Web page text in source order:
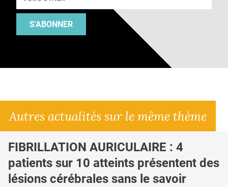
S'ABONNER
Autres actualités sur le même thème
FIBRILLATION AURICULAIRE : 4
patients sur 10 atteints présentent des
lésions cérébrales sans le savoir